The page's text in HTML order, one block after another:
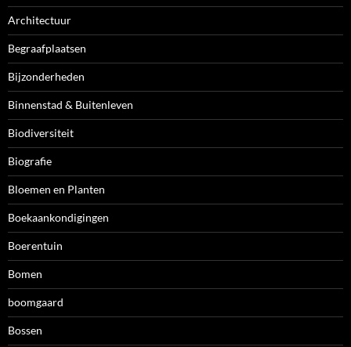
Architectuur
Begraafplaatsen
Bijzonderheden
Binnenstad & Buitenleven
Biodiversiteit
Biografie
Bloemen en Planten
Boekaankondigingen
Boerentuin
Bomen
boomgaard
Bossen